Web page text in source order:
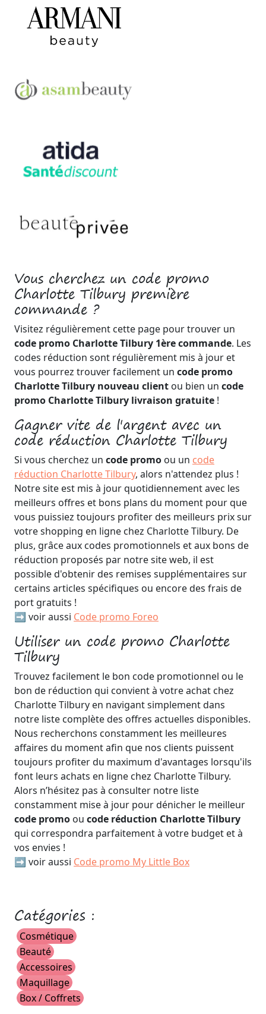
Vous cherchez un code promo
Charlotte Tilbury première
commande ?
Visitez régulièrement cette page pour trouver un
code promo Charlotte Tilbury 1ère commande. Les
codes réduction sont régulièrement mis à jour et
vous pourrez trouver facilement un code promo
Charlotte Tilbury nouveau client ou bien un code
promo Charlotte Tilbury livraison gratuite !
Gagner vite de l'argent avec un
code réduction Charlotte Tilbury
Si vous cherchez un code promo ou un code
réduction Charlotte Tilbury, alors n'attendez plus !
Notre site est mis à jour quotidiennement avec les
meilleurs offres et bons plans du moment pour que
vous puissiez toujours profiter des meilleurs prix sur
votre shopping en ligne chez Charlotte Tilbury. De
plus, grâce aux codes promotionnels et aux bons de
réduction proposés par notre site web, il est
possible d'obtenir des remises supplémentaires sur
certains articles spécifiques ou encore des frais de
port gratuits !
➡️ voir aussi Code promo Foreo
Utiliser un code promo Charlotte
Tilbury
Trouvez facilement le bon code promotionnel ou le
bon de réduction qui convient à votre achat chez
Charlotte Tilbury en navigant simplement dans
notre liste complète des offres actuelles disponibles.
Nous recherchons constamment les meilleures
affaires du moment afin que nos clients puissent
toujours profiter du maximum d'avantages lorsqu'ils
font leurs achats en ligne chez Charlotte Tilbury.
Alors n’hésitez pas à consulter notre liste
constamment mise à jour pour dénicher le meilleur
code promo ou code réduction Charlotte Tilbury
qui correspondra parfaitement à votre budget et à
vos envies !
➡️ voir aussi Code promo My Little Box
Catégories :
Cosmétique
Beauté
Accessoires
Maquillage
Box / Coffrets